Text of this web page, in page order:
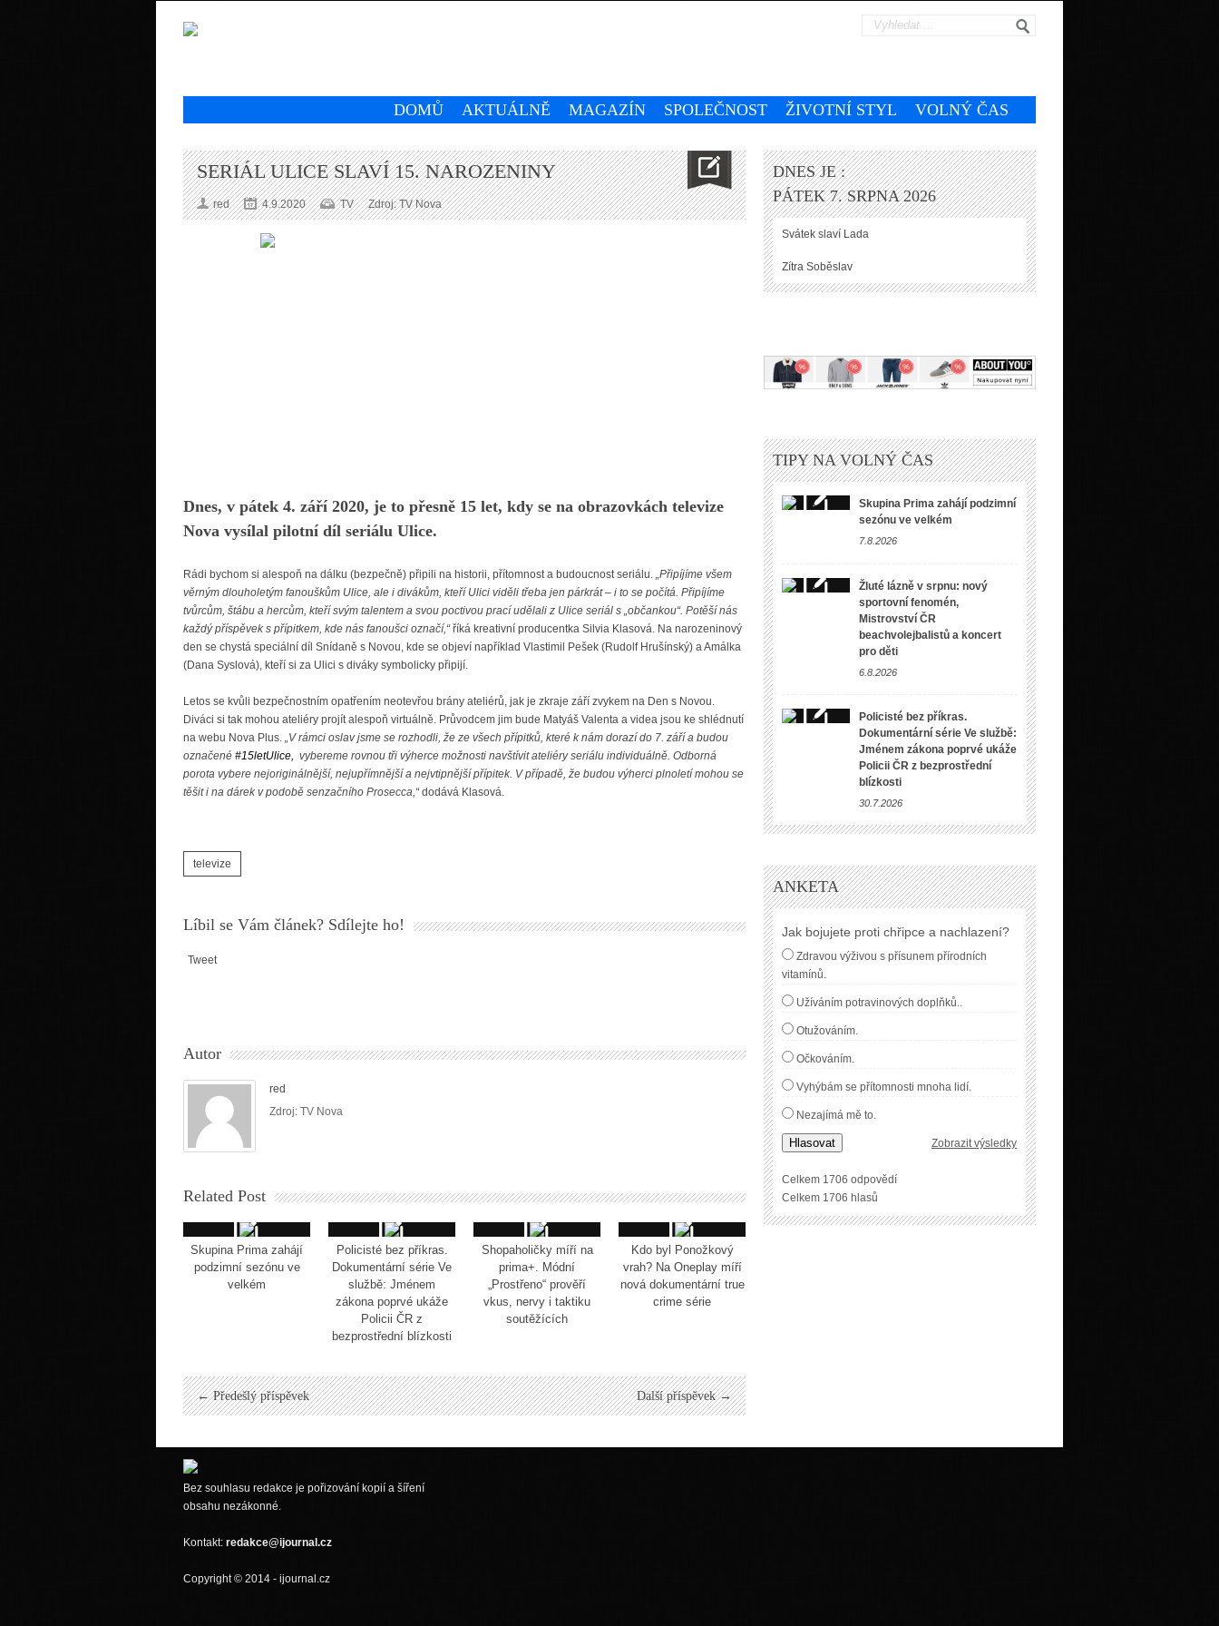
DOMŮ AKTUÁLNĚ MAGAZÍN SPOLEČNOST ŽIVOTNÍ STYL VOLNÝ ČAS
SERIÁL ULICE SLAVÍ 15. NAROZENINY
red Zdroj: TV Nova
4.9.2020 TV
Dnes, v pátek 4. září 2020, je to přesně 15 let, kdy se na obrazovkách televize
Nova vysílal pilotní díl seriálu Ulice.
Rádi bychom si alespoň na dálku (bezpečně) připili na historii, přítomnost a budoucnost seriálu. „Připíjíme všem
věrným dlouholetým fanouškům Ulice, ale i divákům, kteří Ulici viděli třeba jen párkrát – i to se počítá. Připíjíme
tvůrcům, štábu a hercům, kteří svým talentem a svou poctivou prací udělali z Ulice seriál s „občankou“. Potěší nás
každý příspěvek s přípitkem, kde nás fanoušci označí,“říká kreativní producentka Silvia Klasová. Na narozeninový
den se chystá speciální díl Snídaně s Novou, kde se objeví například Vlastimil Pešek (Rudolf Hrušínský) a Amálka
(Dana Syslová), kteří si za Ulici s diváky symbolicky připijí.
Letos se kvůli bezpečnostním opatřením neotevřou brány ateliérů, jak je zkraje září zvykem na Den s Novou.
Diváci si tak mohou ateliéry projít alespoň virtuálně. Průvodcem jim bude Matyáš Valenta a videa jsou ke shlédnutí
na webu Nova Plus. „V rámci oslav jsme se rozhodli, že ze všech přípitků, které k nám dorazí do 7. září a budou
označené #15letUlice, vybereme rovnou tři výherce možnosti navštívit ateliéry seriálu individuálně. Odborná
porota vybere nejoriginálnější, nejupřímnější a nejvtipnější přípitek. V případě, že budou výherci plnoletí mohou se
těšit i na dárek v podobě senzačního Prosecca,“dodává Klasová.
televize
Líbil se Vám článek? Sdílejte ho!
Tweet
Autor
red
Zdroj: TV Nova
Related Post
Skupina Prima zahájí
podzimní sezónu ve
velkém
Policisté bez příkras.
Dokumentární série Ve
službě: Jménem
zákona poprvé ukáže
Policii ČR z
bezprostřední blízkosti
Shopaholičky míří na
prima+. Módní
„Prostřeno“ prověří
vkus, nervy i taktiku
soutěžících
Kdo byl Ponožkový
vrah? Na Oneplay míří
nová dokumentární true
crime série
← Předešlý příspěvek Další příspěvek →
DNES JE :
PÁTEK 7. SRPNA 2026
Svátek slaví Lada
Zítra Soběslav
TIPY NA VOLNÝ ČAS
Skupina Prima zahájí podzimní
sezónu ve velkém
7.8.2026
Žluté lázně v srpnu: nový
sportovní fenomén,
Mistrovství ČR
beachvolejbalistů a koncert
pro děti
6.8.2026
Policisté bez příkras.
Dokumentární série Ve službě:
Jménem zákona poprvé ukáže
Policii ČR z bezprostřední
blízkosti
30.7.2026
ANKETA
Jak bojujete proti chřipce a nachlazení?
Zdravou výživou s přísunem přírodních
vitamínů.
Užíváním potravinových doplňků..
Otužováním.
Očkováním.
Vyhýbám se přítomnosti mnoha lidí.
Nezajímá mě to.
Hlasovat Zobrazit výsledky
Celkem 1706 odpovědí
Celkem 1706 hlasů
Bez souhlasu redakce je pořizování kopií a šíření
obsahu nezákonné.
Kontakt: redakce@ijournal.cz
Copyright © 2014 - ijournal.cz